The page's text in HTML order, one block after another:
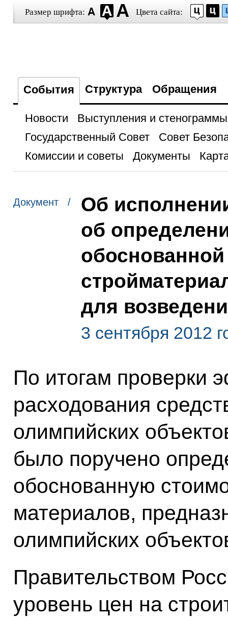
Размер шрифта: Цвета сайта:
События Структура Обращения
Новости
Выступления и стенограммы
Государственный Совет
Совет
Комиссии и советы
Документы
Документ /
Об
об
для
3 сентября 2012
По итогам проверки
расходования
олимпийских
было поручено
обоснованную
материалов,
олимпийских
Правительством
уровень цен на